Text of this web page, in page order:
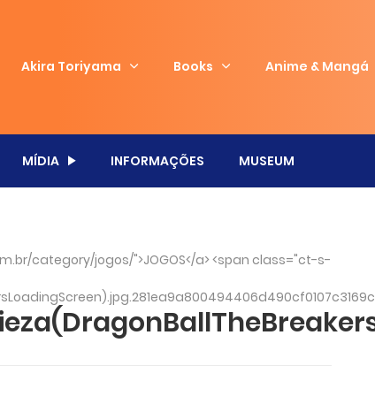
Akira Toriyama Books Anime & Mangá
MÍDIA INFORMAÇÕES MUSEUM
category/jogos/">JOGOS</a> <span class="ct-s-